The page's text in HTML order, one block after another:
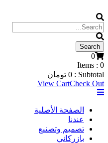
0
Items : 0
Subtotal :
0 تومان
View CartCheck Out
الصفحة الأصلية
عندنا
تصميم وتصنيع
بازركاني